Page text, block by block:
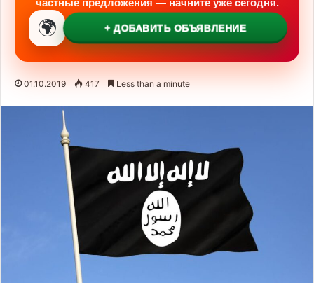
частные предложения — начните уже сегодня.
🌍 + ДОБАВИТЬ ОБЪЯВЛЕНИЕ
01.10.2019 417 Less than a minute